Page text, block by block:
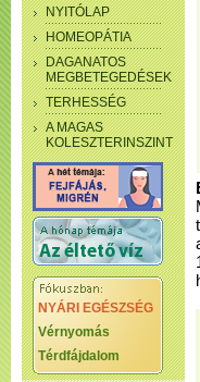
NYITÓLAP
HOMEOPÁTIA
DAGANATOS
MEGBETEGEDÉSEK
TERHESSÉG
A MAGAS
KOLESZTERINSZINT
NYÁRI EGÉSZSÉG
Vérnyomás
Térdfájdalom